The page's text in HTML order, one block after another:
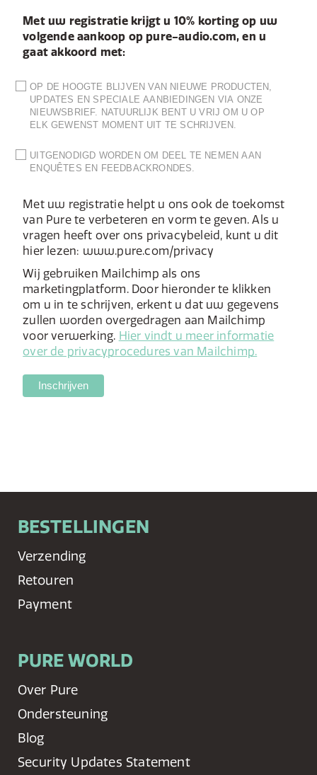
Met uw registratie krijgt u 10% korting op uw
volgende aankoop op pure-audio.com, en u
gaat akkoord met:
OP DE HOOGTE BLIJVEN VAN NIEUWE PRODUCTEN,
UPDATES EN SPECIALE AANBIEDINGEN VIA ONZE
NIEUWSBRIEF. NATUURLIJK BENT U VRIJ OM U OP
ELK GEWENST MOMENT UIT TE SCHRIJVEN.
UITGENODIGD WORDEN OM DEEL TE NEMEN AAN
ENQUÊTES EN FEEDBACKRONDES.
Met uw registratie helpt u ons ook de toekomst
van Pure te verbeteren en vorm te geven. Als u
vragen heeft over ons privacybeleid, kunt u dit
hier lezen: www.pure.com/privacy
Wij gebruiken Mailchimp als ons
marketingplatform. Door hieronder te klikken
om u in te schrijven, erkent u dat uw gegevens
zullen worden overgedragen aan Mailchimp
voor verwerking. Hier vindt u meer informatie
over de privacyprocedures van Mailchimp.
BESTELLINGEN
Verzending
Retouren
Payment
PURE WORLD
Over Pure
Ondersteuning
Blog
Security Updates Statement